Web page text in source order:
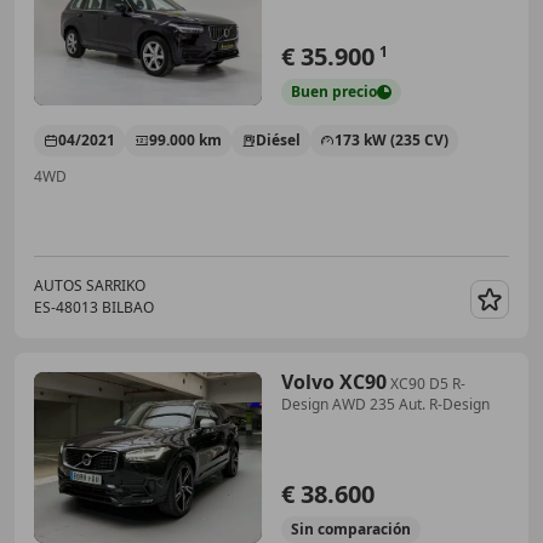
€ 35.900 1
Buen precio
04/2021 99.000 km Diésel
173 kW (235 CV)
4WD
AUTOS SARRIKO
ES-48013 BILBAO
Volvo XC90XC90 D5 R-
Design AWD 235 Aut. R-Design
€ 38.600
Sin comparación